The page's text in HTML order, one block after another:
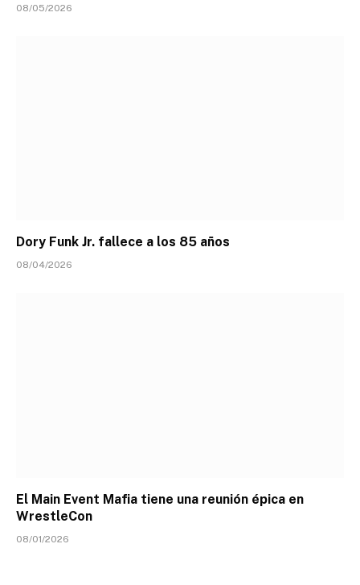
08/05/2026
Dory Funk Jr. fallece a los 85 años
08/04/2026
El Main Event Mafia tiene una reunión épica en
WrestleCon
08/01/2026